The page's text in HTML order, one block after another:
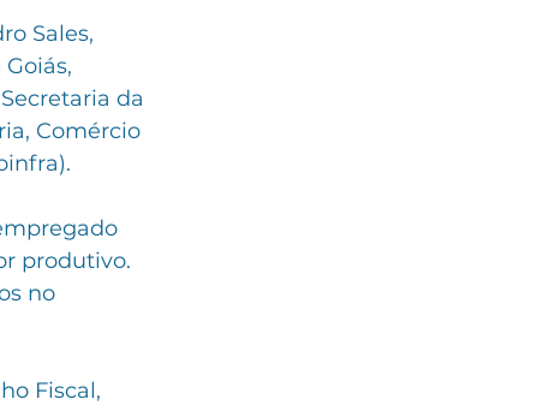
Sales,
da
Comércio
produtivo.
no
Fiscal,